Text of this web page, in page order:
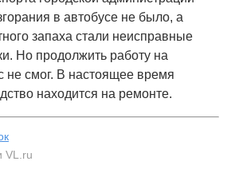
в автобусе не было, а
запаха стали неисправные
Но продолжить работу на
не смог. В настоящее время
находится на ремонте.
VL.ru